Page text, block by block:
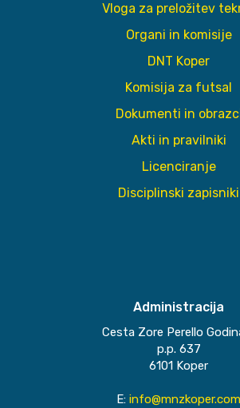
Vloga za preložitev
Organi in komisije
DNT Koper
Komisija za futsal
Dokumenti in
Akti in pravilniki
Licenciranje
Disciplinski zapisniki
Administracija
Cesta Zore Perello
p.p. 637
6101 Koper
E: info@mnzkoper.com